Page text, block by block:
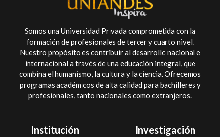
Somos una Universidad Privada comprometida con la
formación de profesionales de tercer y cuarto nivel.
Nuestro propósito es contribuir al desarrollo nacional e
internacional a través de una educación integral, que
combina el humanismo, la cultura y la ciencia. Ofrecemos
programas académicos de alta calidad para bachilleres y
profesionales, tanto nacionales como extranjeros.
Institución Investigación